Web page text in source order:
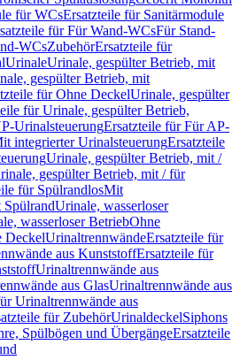
für WCsErsatzteile für Sanitärmodule
für Für Wand-WCsFür Stand-
WCsZubehörErsatzteile für
UrinaleUrinale, gespülter Betrieb, mit
gespülter Betrieb, mit
für Ohne DeckelUrinale, gespülter
für Urinale, gespülter Betrieb,
UrinalsteuerungErsatzteile für Für AP-
integrierter UrinalsteuerungErsatzteile
Urinale, gespülter Betrieb, mit /
gespülter Betrieb, mit / für
für SpülrandlosMit
Urinale, wasserloser
wasserloser BetriebOhne
DeckelUrinaltrennwändeErsatzteile für
aus KunststoffErsatzteile für
Urinaltrennwände aus
aus GlasUrinaltrennwände aus
Urinaltrennwände aus
für ZubehörUrinaldeckelSiphons
Spülbögen und ÜbergängeErsatzteile